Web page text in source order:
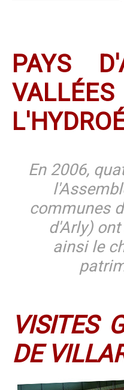
PAYS
En 2006,
communes
d'Arly)
ainsi le
VISITES
DE